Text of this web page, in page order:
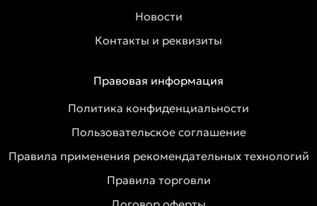
Новости
Контакты и реквизиты
Правовая информация
Политика конфиденциальности
Пользовательское соглашение
Правила применения рекомендательных технологий
Правила торговли